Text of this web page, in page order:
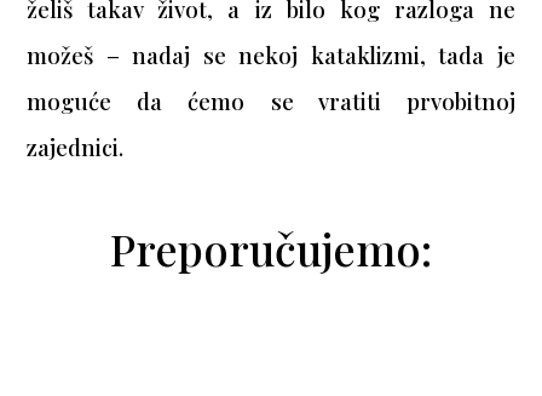
želiš takav život, a iz bilo kog razloga ne
možeš – nadaj se nekoj kataklizmi, tada je
moguće da ćemo se vratiti prvobitnoj
zajednici.
Preporučujemo: